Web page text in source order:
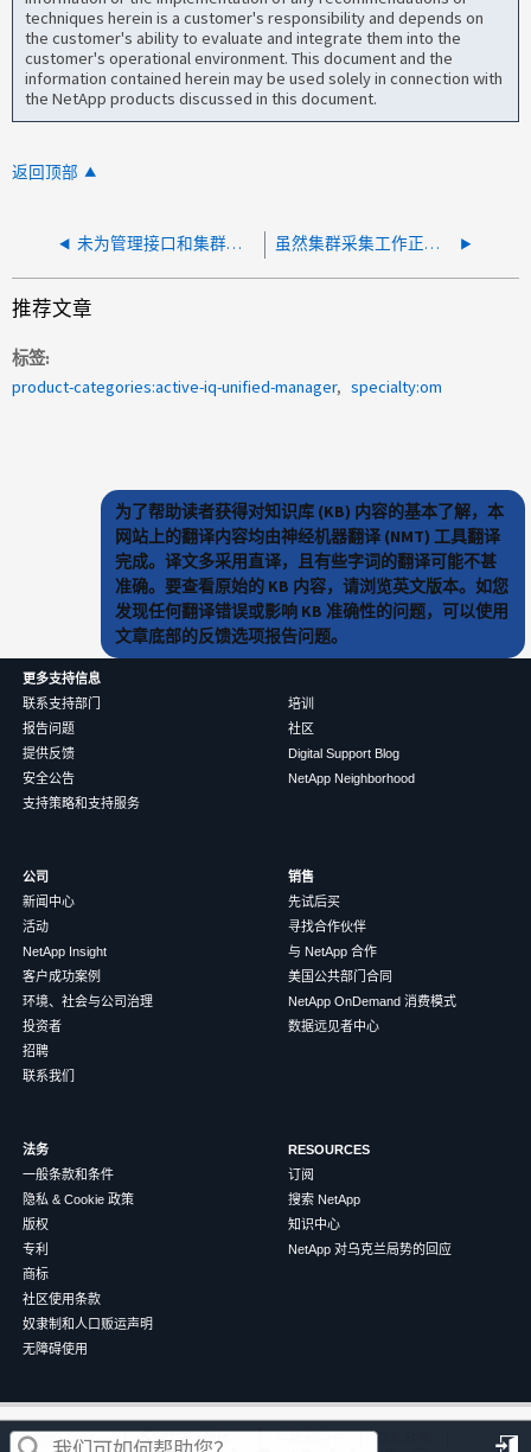
techniques herein is a customer's responsibility and depends on
the customer's ability to evaluate and integrate them into the
customer's operational environment. This document and the
information contained herein may be used solely in connection with
the NetApp products discussed in this document.
返回顶部
未为管理接口和集群间接口生成网络接口不在主端口事件 虽然集群采集工作正常、但UM中未生成新警报
这篇文章对您有帮助吗？
推荐文章
标签
product-categories:active-iq-unified-manager
specialty:om
为了帮助读者获得对知识库 (KB) 内容的基本了解，本
网站上的翻译内容均由神经机器翻译 (NMT) 工具翻译
完成。译文多采用直译，且有些字词的翻译可能不甚
准确。要查看原始的 KB 内容，请浏览英文版本。如您
发现任何翻译错误或影响 KB 准确性的问题，可以使用
文章底部的反馈选项报告问题。
更多支持信息
联系支持部门
报告问题
提供反馈
安全公告
支持策略和支持服务
培训
社区
Digital Support Blog
NetApp Neighborhood
公司
新闻中心
活动
NetApp Insight
客户成功案例
环境、社会与公司治理
投资者
招聘
联系我们
销售
先试后买
寻找合作伙伴
与 NetApp 合作
美国公共部门合同
NetApp OnDemand 消费模式
数据远见者中心
法务
一般条款和条件
隐私 & Cookie 政策
版权
专利
商标
社区使用条款
奴隶制和人口贩运声明
无障碍使用
RESOURCES
订阅
搜索 NetApp
知识中心
NetApp 对乌克兰局势的回应
©2026NetApp 中文（简体） 条款和条件
隐私政策